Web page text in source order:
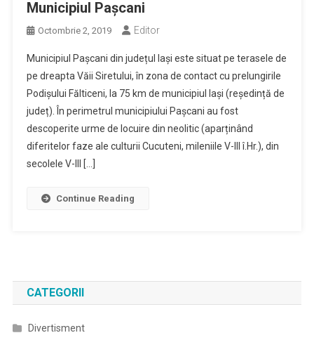
Municipiul Pașcani
Octombrie 2, 2019 Editor
Municipiul Pașcani din județul Iași este situat pe terasele de
pe dreapta Văii Siretului, în zona de contact cu prelungirile
Podișului Fălticeni, la 75 km de municipiul Iași (reședință de
județ). În perimetrul municipiului Pașcani au fost
descoperite urme de locuire din neolitic (aparținând
diferitelor faze ale culturii Cucuteni, mileniile V-III î.Hr.), din
secolele V-III […]
Continue Reading
CATEGORII
Divertisment